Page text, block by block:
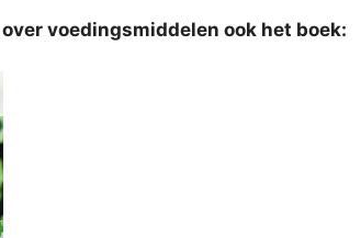
voedingsmiddelen ook het boek: